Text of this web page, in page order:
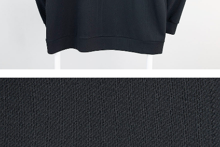
이코 라이프 하